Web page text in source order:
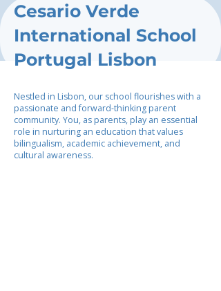
Cesario Verde
International School
Portugal Lisbon
Nestled in Lisbon, our school flourishes with a
passionate and forward-thinking parent
community. You, as parents, play an essential
role in nurturing an education that values
bilingualism, academic achievement, and
cultural awareness.